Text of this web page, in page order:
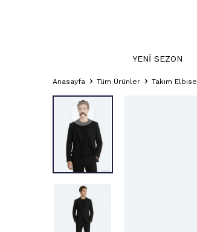
YENI SEZON
Anasayfa Tüm Ürünler Takım Elbise